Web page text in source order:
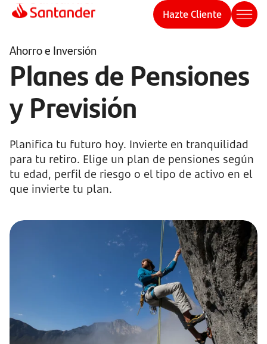
Hazte Cliente
Ahorro e Inversión
Planes de Pensiones
y Previsión
Planifica tu futuro hoy. Invierte en tranquilidad
para tu retiro. Elige un plan de pensiones según
tu edad, perfil de riesgo o el tipo de activo en el
que invierte tu plan.